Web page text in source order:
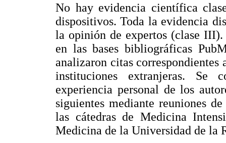
No hay evidencia científica
dispositivos. Toda la evidencia
la opinión de expertos (clase
en las bases bibliográficas
analizaron citas correspondientes
instituciones extranjeras.
experiencia personal de los
siguientes mediante reuniones
las cátedras de Medicina
Medicina de la Universidad de la